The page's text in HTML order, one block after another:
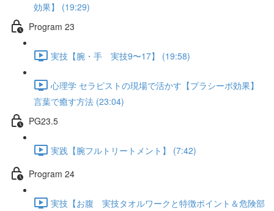
効果】 (19:29)
Program 23
実技【腕・手 実技9〜17】 (19:58)
心理学 セラピストの現場で活かす【プラシーボ効果】
言葉で癒す方法 (23:04)
PG23.5
実践【腕フルトリートメント】 (7:42)
Program 24
実技【お腹 実技タオルワークと特徴ポイント＆危険部